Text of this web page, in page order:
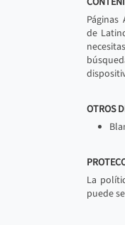
de
OTROS
La
puede